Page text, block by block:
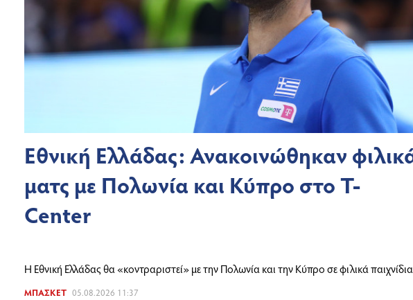
Εθνική Ελλάδας: Ανακοινώθηκαν
ματς με Πολωνία και Κύπρο στο T-
Center
Η Εθνική Ελλάδας θα «κοντραριστεί» με την Πολωνία και την Κύπρο σε φιλικά παιχνίδια
ΜΠΆΣΚΕΤ 05.08.2026 11:37